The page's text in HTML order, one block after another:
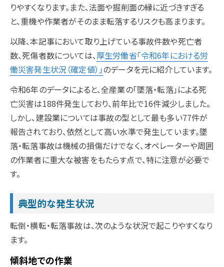
りやすくなります。また、法面や掘削面の縁に近づきすぎる
と、重機や作業者がそのまま転落するリスクも高まります。
以降、本記事において取り上げている事故件数や死亡者
数、死傷者数については、厚生労働省「令和6年における労
働災害発生状況（確定値）」のデータを元に紹介しています。
令和6年のデータによると、全産業の「墜落・転落」による死
亡災害は188件発生しており、前年比で16件減少しました。
しかし、建設業については事故の型として最も多い77件が
報告されており、依然として高い水準で発生しています。墜
落・転落事故は機械の損傷だけでなく、オペレーターや周囲
の作業者に重大な被害をもたらす点で、特に注意が必要で
す。
典型的な発生状況
転倒・横転・転落事故は、次のような状況で起こりやすくなり
ます。
傾斜地での作業